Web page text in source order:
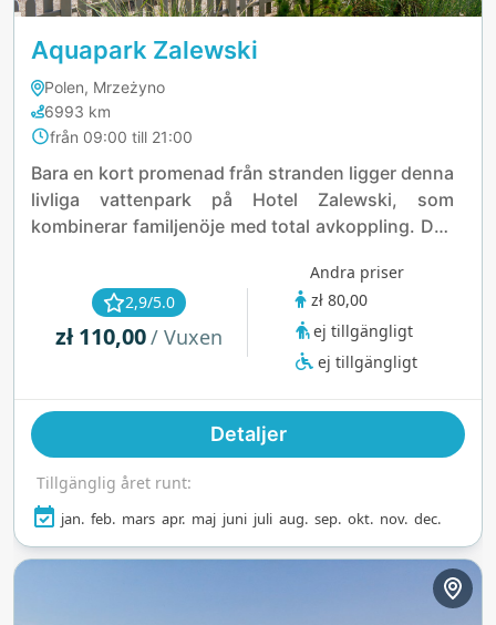
Aquapark Zalewski
Polen, Mrzeżyno
6993 km
från 09:00 till 21:00
Bara en kort promenad från stranden ligger denna
livliga vattenpark på Hotel Zalewski, som
kombinerar familjenöje med total avkoppling. Dyk
den vilda floden eller koppla av i tematiska
jacuzzis och bastur. Barnen kommer att älska
splashzonen med piratskepp och havsdjur,
medan vuxna kan fly till wellnessområdet eller
vattenoas vid havet året runt.
2,9/5.0
zł 110,00/ Vuxen
Andra priser
zł 80,00
ej tillgängligt
ej tillgängligt
Detaljer
Tillgänglig året runt:
jan. feb. mars apr. maj juni juli aug. sep. okt. nov. dec.